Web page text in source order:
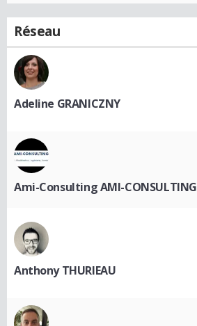
Réseau
Adeline GRANICZNY
Ami-Consulting AMI-CONSULTING
Anthony THURIEAU